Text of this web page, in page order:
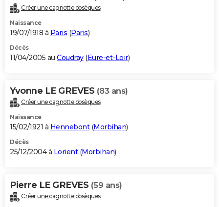
Créer une cagnotte obsèques
Naissance
19/07/1918 à Paris (Paris)
Décès
11/04/2005 au Coudray(Eure-et-Loir)
Yvonne LE GREVES (83 ans)
Créer une cagnotte obsèques
Naissance
15/02/1921 à Hennebont(Morbihan)
Décès
25/12/2004 à Lorient(Morbihan)
Pierre LE GREVES (59 ans)
Créer une cagnotte obsèques